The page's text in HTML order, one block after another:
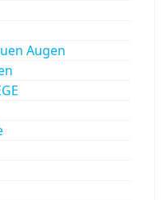
Augen